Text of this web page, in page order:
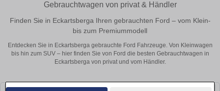
Gebrauchtwagen von privat & Händler
Finden Sie in Eckartsberga Ihren gebrauchten Ford – vom Klein-
bis zum Premiummodell
Entdecken Sie in Eckartsberga gebrauchte Ford Fahrzeuge. Von Kleinwagen
bis hin zum SUV – hier finden Sie von Ford die besten Gebrauchtwagen in
Eckartsberga von privat und vom Händler.